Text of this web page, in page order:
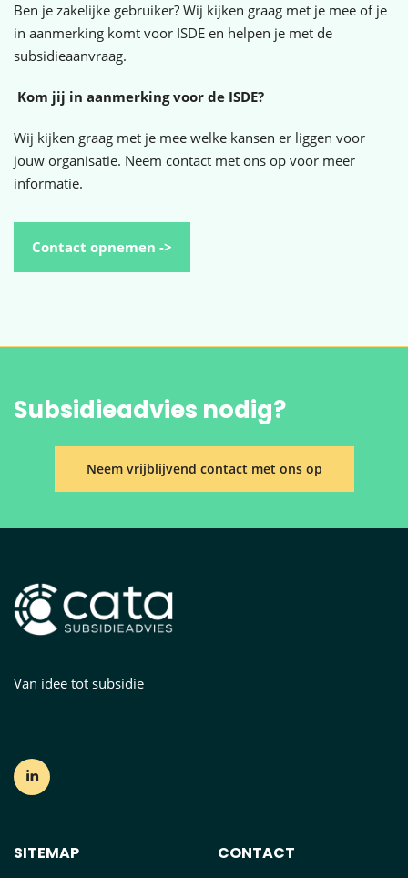
Ben je zakelijke gebruiker? Wij kijken graag met je mee of je
in aanmerking komt voor ISDE en helpen je met de
subsidieaanvraag.
Kom jij in aanmerking voor de ISDE?
Wij kijken graag met je mee welke kansen er liggen voor
jouw organisatie. Neem contact met ons op voor meer
informatie.
Contact opnemen ->
Subsidieadvies nodig?
Neem vrijblijvend contact met ons op
Van idee tot subsidie
SITEMAP CONTACT